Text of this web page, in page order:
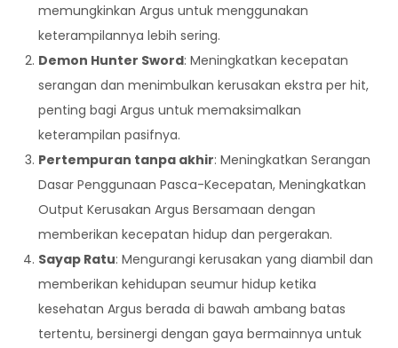
memungkinkan Argus untuk menggunakan
keterampilannya lebih sering.
Demon Hunter Sword: Meningkatkan kecepatan
serangan dan menimbulkan kerusakan ekstra per hit,
penting bagi Argus untuk memaksimalkan
keterampilan pasifnya.
Pertempuran tanpa akhir: Meningkatkan Serangan
Dasar Penggunaan Pasca-Kecepatan, Meningkatkan
Output Kerusakan Argus Bersamaan dengan
memberikan kecepatan hidup dan pergerakan.
Sayap Ratu: Mengurangi kerusakan yang diambil dan
memberikan kehidupan seumur hidup ketika
kesehatan Argus berada di bawah ambang batas
tertentu, bersinergi dengan gaya bermainnya untuk